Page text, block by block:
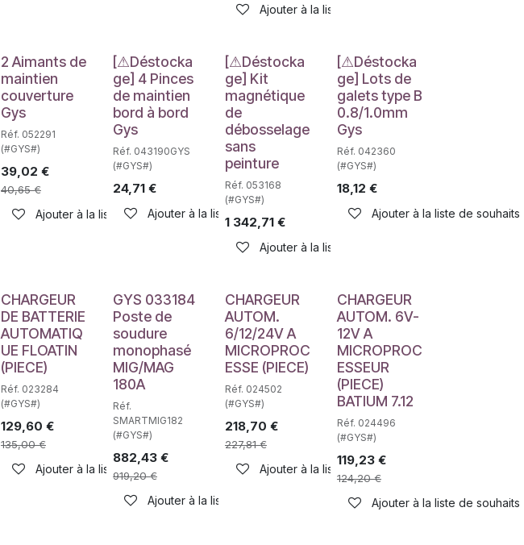
Ajouter à la liste de souhaits
2 Aimants de
maintien
couverture
Gys
Réf. 052291
(#GYS#)
39,02 €
40,65€
Ajouter à la liste de souhaits
Déstockage
[⚠Déstocka
ge] 4 Pinces
de maintien
bord à bord
Gys
Réf. 043190GYS
(#GYS#)
24,71€
Ajouter à la liste de souhaits
Déstockage
[⚠Déstocka
ge] Kit
magnétique
de
débosselage
sans
peinture
Réf. 053168
(#GYS#)
1 342,71€
Ajouter à la liste de souhaits
Déstockage
[⚠Déstocka
ge] Lots de
galets type B
0.8/1.0mm
Gys
Réf. 042360
(#GYS#)
18,12 €
Ajouter à la liste de souhaits
CHARGEUR
DE BATTERIE
AUTOMATIQ
UE FLOATIN
(PIECE)
Réf. 023284
(#GYS#)
129,60 €
135,00€
Ajouter à la liste de souhaits
Déstockage
GYS 033184
Poste de
soudure
monophasé
MIG/MAG
180A
Réf.
SMARTMIG182
(#GYS#)
882,43€
919,20€
Ajouter à la liste de souhaits
CHARGEUR
AUTOM.
6/12/24V A
MICROPROC
ESSE (PIECE)
Réf. 024502
(#GYS#)
218,70 €
227,81€
Ajouter à la liste de souhaits
CHARGEUR
AUTOM. 6V-
12V A
MICROPROC
ESSEUR
(PIECE)
BATIUM 7.12
Réf. 024496
(#GYS#)
119,23€
124,20€
Ajouter à la liste de souhaits